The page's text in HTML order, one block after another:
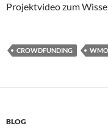
Projektvideo zum
CROWDFUNDING
BLOG